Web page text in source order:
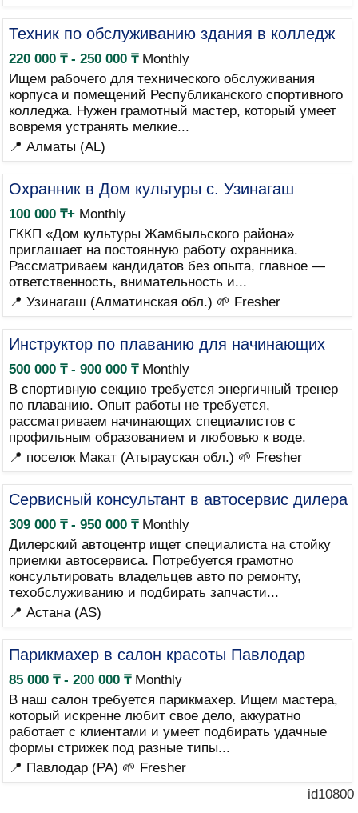
Техник по обслуживанию здания в колледж
220 000 ₸ - 250 000 ₸Monthly
Ищем рабочего для технического обслуживания
корпуса и помещений Республиканского спортивного
колледжа. Нужен грамотный мастер, который умеет
вовремя устранять мелкие...
📍 Алматы (AL)
Охранник в Дом культуры с. Узинагаш
100 000 ₸+Monthly
ГККП «Дом культуры Жамбыльского района»
приглашает на постоянную работу охранника.
Рассматриваем кандидатов без опыта, главное —
ответственность, внимательность и...
📍 Узинагаш (Алматинская обл.) 🌱 Fresher
Инструктор по плаванию для начинающих
500 000 ₸ - 900 000 ₸Monthly
В спортивную секцию требуется энергичный тренер
по плаванию. Опыт работы не требуется,
рассматриваем начинающих специалистов с
профильным образованием и любовью к воде.
📍 поселок Макат (Атырауская обл.) 🌱 Fresher
Сервисный консультант в автосервис дилера
309 000 ₸ - 950 000 ₸Monthly
Дилерский автоцентр ищет специалиста на стойку
приемки автосервиса. Потребуется грамотно
консультировать владельцев авто по ремонту,
техобслуживанию и подбирать запчасти...
📍 Астана (AS)
Парикмахер в салон красоты Павлодар
85 000 ₸ - 200 000 ₸Monthly
В наш салон требуется парикмахер. Ищем мастера,
который искренне любит свое дело, аккуратно
работает с клиентами и умеет подбирать удачные
формы стрижек под разные типы...
📍 Павлодар (PA) 🌱 Fresher
id10800